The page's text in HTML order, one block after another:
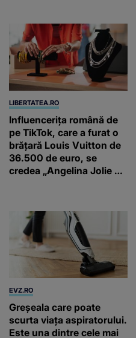
LIBERTATEA.RO
Influencerița română de
pe TikTok, care a furat o
brățară Louis Vuitton de
36.500 de euro, se
credea „Angelina Jolie de
EVZ.RO
Greșeala care poate
scurta viața aspiratorului.
Este una dintre cele mai